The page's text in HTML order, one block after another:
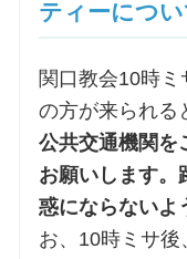
教区カテキスタの講
三田助祭の講座
オルガンメディテーシ
ティーについ
関口教会10時ミ
の方が来られる
公共交通機関を
お願いします。
惑にならないよ
お、10時ミサ